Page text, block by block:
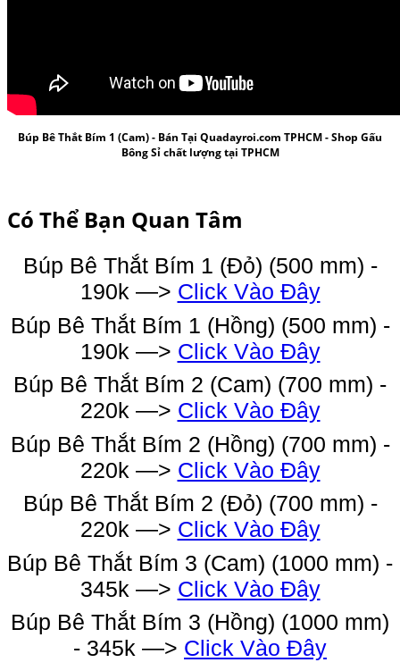
Búp Bê Thắt Bím 1 (Cam) - Bán Tại Quadayroi.com TPHCM -Shop Gấu
Bông Sỉchất lượng tại TPHCM
Có Thể Bạn Quan Tâm
Búp Bê Thắt Bím 1 (Đỏ) (500 mm) -
190k —> Click Vào Đây
Búp Bê Thắt Bím 1 (Hồng) (500 mm) -
190k —> Click Vào Đây
Búp Bê Thắt Bím 2 (Cam) (700 mm) -
220k —> Click Vào Đây
Búp Bê Thắt Bím 2 (Hồng) (700 mm) -
220k —> Click Vào Đây
Búp Bê Thắt Bím 2 (Đỏ) (700 mm) -
220k —> Click Vào Đây
Búp Bê Thắt Bím 3 (Cam) (1000 mm) -
345k —> Click Vào Đây
Búp Bê Thắt Bím 3 (Hồng) (1000 mm)
- 345k —> Click Vào Đây